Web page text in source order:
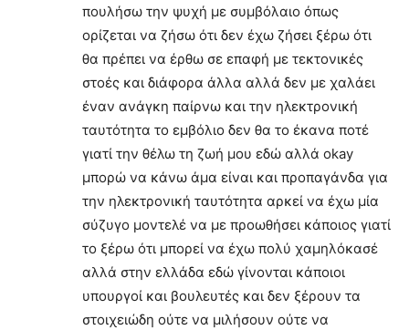
πουλήσω την ψυχή με συμβόλαιο όπως
ορίζεται να ζήσω ότι δεν έχω ζήσει ξέρω ότι
θα πρέπει να έρθω σε επαφή με τεκτονικές
στοές και διάφορα άλλα αλλά δεν με χαλάει
έναν ανάγκη παίρνω και την ηλεκτρονική
ταυτότητα το εμβόλιο δεν θα το έκανα ποτέ
γιατί την θέλω τη ζωή μου εδώ αλλά okay
μπορώ να κάνω άμα είναι και προπαγάνδα για
την ηλεκτρονική ταυτότητα αρκεί να έχω μία
σύζυγο μοντελέ να με προωθήσει κάποιος γιατί
το ξέρω ότι μπορεί να έχω πολύ χαμηλόκασέ
αλλά στην ελλάδα εδώ γίνονται κάποιοι
υπουργοί και βουλευτές και δεν ξέρουν τα
στοιχειώδη ούτε να μιλήσουν ούτε να